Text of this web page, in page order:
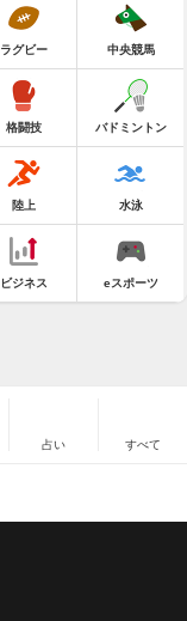
ラグビー 中央競馬
格闘技 バドミントン
陸上 水泳
ビジネス eスポーツ
占い すべて